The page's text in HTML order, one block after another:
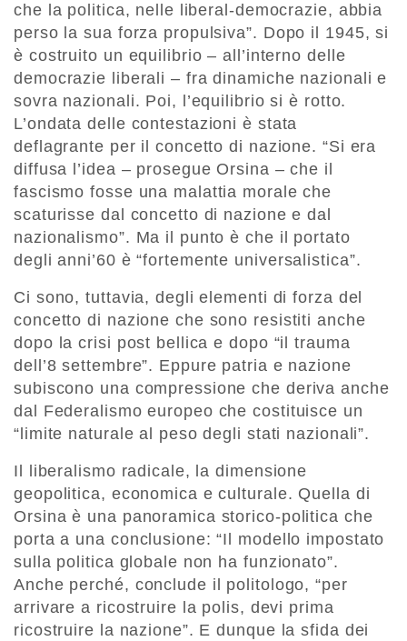
che la politica, nelle liberal-democrazie, abbia
perso la sua forza propulsiva”. Dopo il 1945, si
è costruito un equilibrio – all’interno delle
democrazie liberali – fra dinamiche nazionali e
sovra nazionali. Poi, l’equilibrio si è rotto.
L’ondata delle contestazioni è stata
deflagrante per il concetto di nazione. “Si era
diffusa l’idea – prosegue Orsina – che il
fascismo fosse una malattia morale che
scaturisse dal concetto di nazione e dal
nazionalismo”. Ma il punto è che il portato
degli anni’60 è “fortemente universalistica”.
Ci sono, tuttavia, degli elementi di forza del
concetto di nazione che sono resistiti anche
dopo la crisi post bellica e dopo “il trauma
dell’8 settembre”. Eppure patria e nazione
subiscono una compressione che deriva anche
dal Federalismo europeo che costituisce un
“limite naturale al peso degli stati nazionali”.
Il liberalismo radicale, la dimensione
geopolitica, economica e culturale. Quella di
Orsina è una panoramica storico-politica che
porta a una conclusione: “Il modello impostato
sulla politica globale non ha funzionato”.
Anche perché, conclude il politologo, “per
arrivare a ricostruire la polis, devi prima
ricostruire la nazione”. E dunque la sfida dei